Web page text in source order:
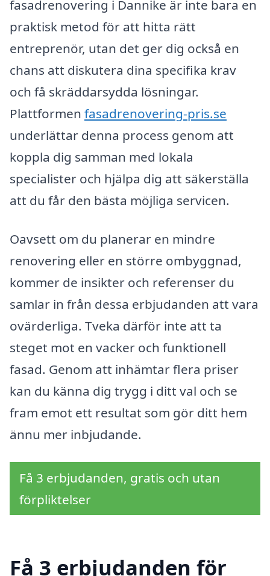
fasadrenovering i Dannike är inte bara en
praktisk metod för att hitta rätt
entreprenör, utan det ger dig också en
chans att diskutera dina specifika krav
och få skräddarsydda lösningar.
Plattformen fasadrenovering-pris.se
underlättar denna process genom att
koppla dig samman med lokala
specialister och hjälpa dig att säkerställa
att du får den bästa möjliga servicen.
Oavsett om du planerar en mindre
renovering eller en större ombyggnad,
kommer de insikter och referenser du
samlar in från dessa erbjudanden att vara
ovärderliga. Tveka därför inte att ta
steget mot en vacker och funktionell
fasad. Genom att inhämtar flera priser
kan du känna dig trygg i ditt val och se
fram emot ett resultat som gör ditt hem
ännu mer inbjudande.
Få 3 erbjudanden, gratis och utan
förpliktelser
Få 3 erbjudanden för